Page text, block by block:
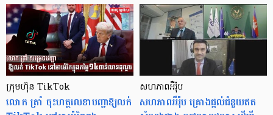
ក្រុមហ៊ុន TikTok
លោក ត្រាំ ចុះហត្ថលេខាបញ្ជាឱ្យលក់
សហភាពអឺរ៉ុប
សហភាពអឺរ៉ុប គ្រោងផ្ដល់ជំនួយឥត